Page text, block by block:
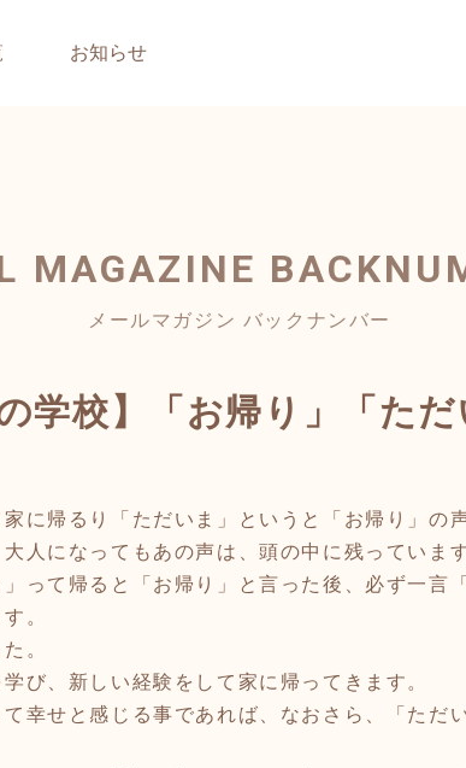
お知らせ
MAGAZINE
メールマガジン バックナンバー
学校】「お帰り」「ただ
に帰るり「ただいま」というと「お帰り」の
人になってもあの声は、頭の中に残っています
って帰ると「お帰り」と言った後、必ず一言
。
。
び、新しい経験をして家に帰ってきます。
幸せと感じる事であれば、なおさら、「ただ